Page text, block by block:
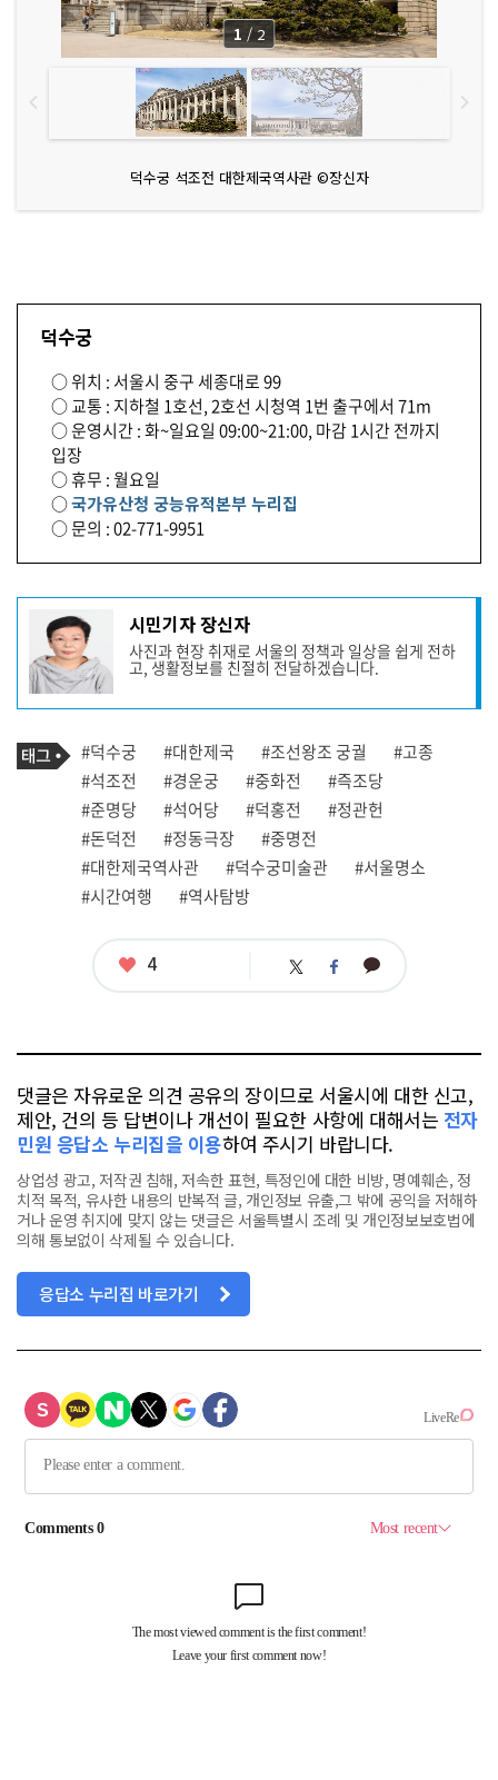
덕수궁 석조전 대한제국역사관 ©장신자
1 / 2
덕수궁
○ 위치 : 서울시 중구 세종대로 99
○ 교통 : 지하철 1호선, 2호선 시청역 1번 출구에서 71m
○ 운영시간 : 화~일요일 09:00~21:00, 마감 1시간 전까지
입장
○ 휴무 : 월요일
○국가유산청 궁능유적본부 누리집
○ 문의 : 02-771-9951
작
성
자
프
필
시민기자 장신자
사진과 현장 취재로 서울의 정책과 일상을 쉽게 전하
고, 생활정보를 친절히 전달하겠습니다.
기
사
관
련
태
그
태
그
#덕수궁 #대한제국 #조선왕조 궁궐
#고종
#석조전
#경운궁 #중화전
#즉조당
#준명당
#석어당 #덕홍전
#정관헌
#돈덕전
#정동극장
#중명전
#대한제국역사관
#덕수궁미술관
#서울명소
#시간여행
#역사탐방
좋
4 트 페 카
댓글은 자유로운 의견 공유의 장이므로 서울시에 대한 신고,
제안, 건의 등 답변이나 개선이 필요한 사항에 대해서는 전자
민원 응답소 누리집을 이용하여 주시기 바랍니다.
상업성 광고, 저작권 침해, 저속한 표현, 특정인에 대한 비방, 명예훼손, 정
치적 목적, 유사한 내용의 반복적 글, 개인정보 유출,그 밖에 공익을 저해하
거나 운영 취지에 맞지 않는 댓글은 서울특별시 조례 및 개인정보보호법에
의해 통보없이 삭제될 수 있습니다.
응답소 누리집 바로가기